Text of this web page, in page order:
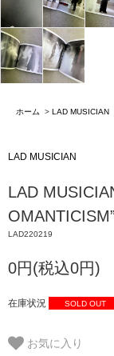
ホーム > LAD MUSICIAN
LAD MUSICIAN
LAD
LAD220219
0円(税込0円)
在庫状況 SOLD OUT
お気に入り